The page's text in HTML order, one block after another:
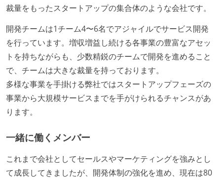
裁量をもったスタートアップの集合体のような会社です。
開発チームは1チーム4〜6名でアジャイルでサービス開発
を行っています。増収増益し続ける各事業の豊富なアセッ
トを持ちながらも、少数精鋭のチームで開発を進めること
で、チームは大きな裁量を持っております。
多様な事業を手掛ける弊社ではスタートアップフェーズの
事業から大規模サービスまでを手がけられるチャンスがあ
ります。
一緒に働くメンバー
これまで会社としてセールスやマーケティングを強みとし
て成長してきましたが、開発体制の強化を進め、現在は80